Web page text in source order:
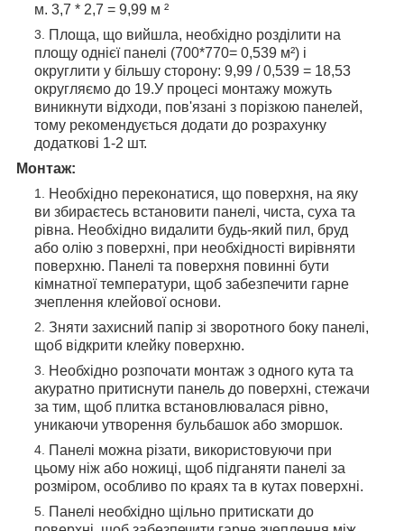
м. 3,7 * 2,7 = 9,99 м ²
Площа, що вийшла, необхідно розділити на
площу однієї панелі (700*770= 0,539 м²) і
округлити у більшу сторону: 9,99 / 0,539 = 18,53
округляємо до 19.У процесі монтажу можуть
виникнути відходи, пов'язані з порізкою панелей,
тому рекомендується додати до розрахунку
додаткові 1-2 шт.
Монтаж:
Необхідно переконатися, що поверхня, на яку
ви збираєтесь встановити панелі, чиста, суха та
рівна. Необхідно видалити будь-який пил, бруд
або олію з поверхні, при необхідності вирівняти
поверхню. Панелі та поверхня повинні бути
кімнатної температури, щоб забезпечити гарне
зчеплення клейової основи.
Зняти захисний папір зі зворотного боку панелі,
щоб відкрити клейку поверхню.
Необхідно розпочати монтаж з одного кута та
акуратно притиснути панель до поверхні, стежачи
за тим, щоб плитка встановлювалася рівно,
уникаючи утворення бульбашок або зморшок.
Панелі можна різати, використовуючи при
цьому ніж або ножиці, щоб підганяти панелі за
розміром, особливо по краях та в кутах поверхні.
Панелі необхідно щільно притискати до